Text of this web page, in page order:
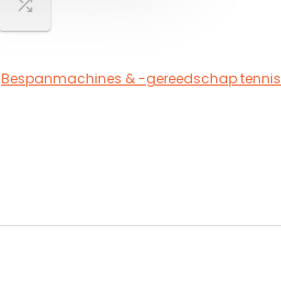
Bespanmachines & -gereedschap tennis